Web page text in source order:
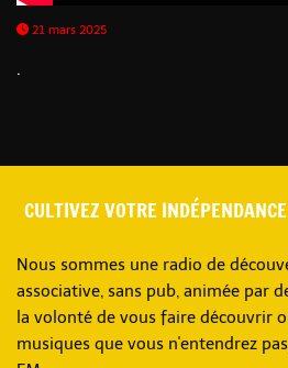
21 mars 2025
.
CULTIVEZ VOTRE
Nous sommes une radio de
associative, sans pub, animée par
la volonté de vous faire découvrir
musiques que vous n'entendrez